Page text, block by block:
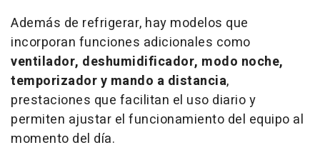
Además de refrigerar, hay modelos que
incorporan funciones adicionales como
ventilador, deshumidificador, modo noche,
temporizador y mando a distancia,
prestaciones que facilitan el uso diario y
permiten ajustar el funcionamiento del equipo al
momento del día.